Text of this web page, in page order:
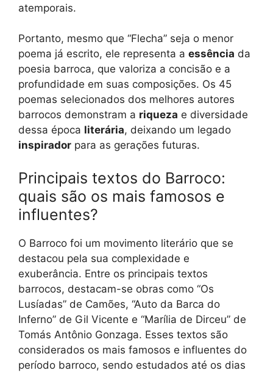
atemporais.
Portanto, mesmo que “Flecha” seja o menor
poema já escrito, ele representa a essência da
poesia barroca, que valoriza a concisão e a
profundidade em suas composições. Os 45
poemas selecionados dos melhores autores
barrocos demonstram a riqueza e diversidade
dessa época literária, deixando um legado
inspirador para as gerações futuras.
Principais textos do Barroco:
quais são os mais famosos e
influentes?
O Barroco foi um movimento literário que se
destacou pela sua complexidade e
exuberância. Entre os principais textos
barrocos, destacam-se obras como “Os
Lusíadas” de Camões, “Auto da Barca do
Inferno” de Gil Vicente e “Marília de Dirceu” de
Tomás Antônio Gonzaga. Esses textos são
considerados os mais famosos e influentes do
período barroco, sendo estudados até os dias